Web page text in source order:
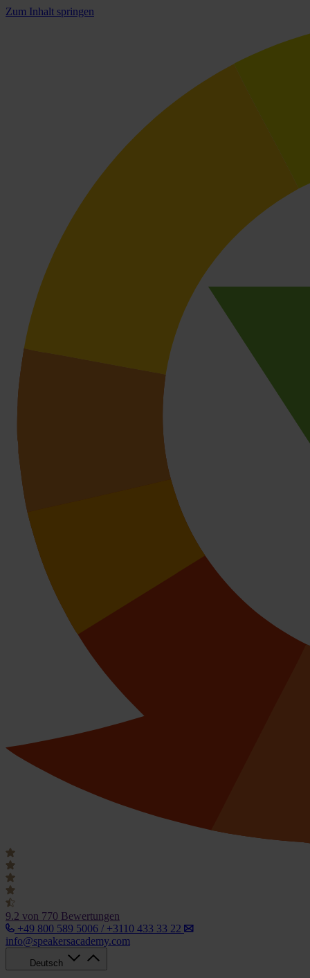
Zum Inhalt springen
9.2 von 770 Bewertungen
+49 800 589 5006 / +3110 433 33 22
info@speakersacademy.com
Deutsch